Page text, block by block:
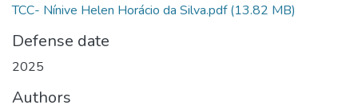
TCC- Nínive Helen Horácio da Silva.pdf(13.82 MB)
Defense date
2025
Authors